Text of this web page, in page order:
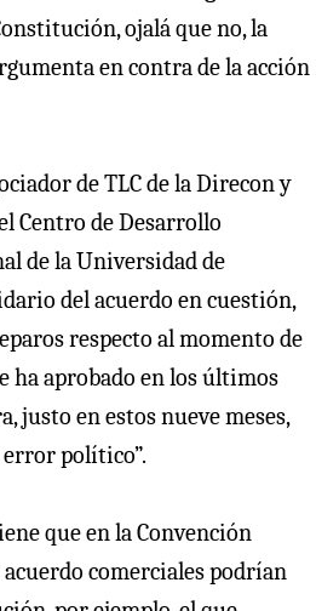
ojalá que no, la
en contra de la acción
de TLC de la Direcon y
Centro de Desarrollo
de la Universidad de
del acuerdo en cuestión,
respecto al momento de
ha aprobado en los últimos
justo en estos nueve meses,
político”.
que en la Convención
comerciales podrían